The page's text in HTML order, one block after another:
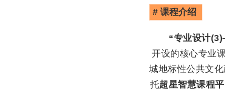
# 课程介绍
“专业设计
开设的核心专业
城地标性公共文
托超星智慧课程